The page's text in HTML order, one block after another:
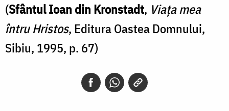
(Sfântul Ioan din Kronstadt, Viaţa mea
întru Hristos, Editura Oastea Domnului,
Sibiu, 1995, p. 67)